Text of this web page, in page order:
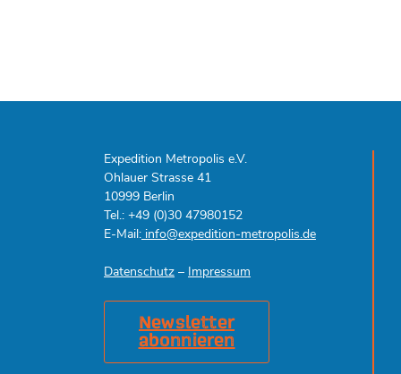
Expedition Metropolis e.V.
Ohlauer Strasse 41
10999 Berlin
Tel.: +49 (0)30 47980152
E-Mail: info@expedition-metropolis.de
Datenschutz – Impressum
Newsletter
abonnieren